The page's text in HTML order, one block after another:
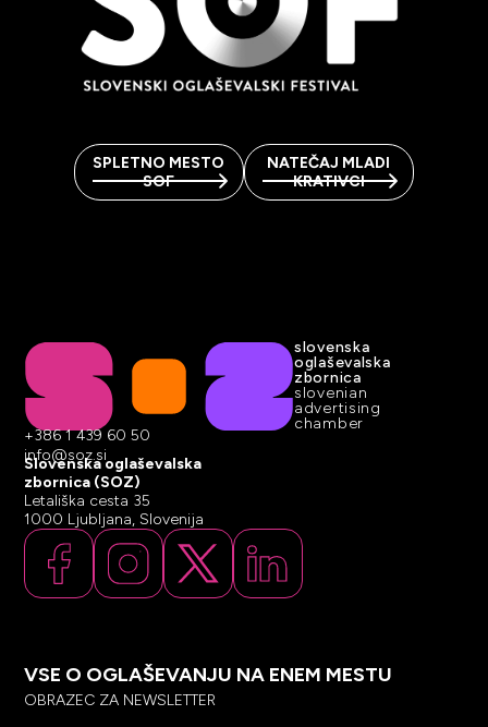
SPLETNO MESTO
SOF
NATEČAJ MLADI
KRATIVCI
slovenska
oglaševalska
zbornica
slovenian
advertising
chamber
+386 1 439 60 50
info@soz.si
Slovenska oglaševalska
zbornica (SOZ)
Letališka cesta 35
1000 Ljubljana, Slovenija
VSE O OGLAŠEVANJU NA ENEM MESTU
OBRAZEC ZA NEWSLETTER